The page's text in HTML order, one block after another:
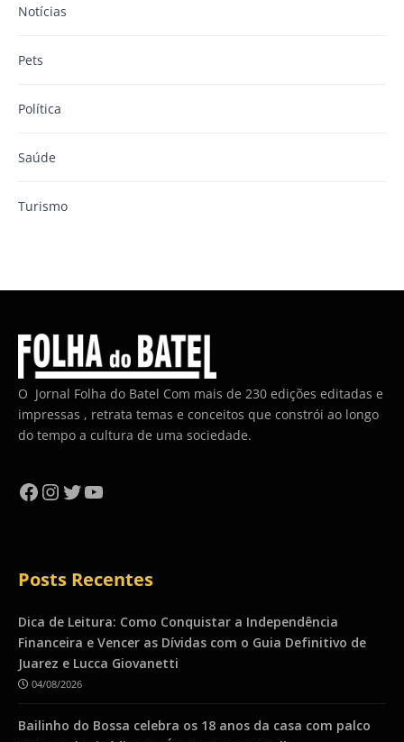
Notícias
Pets
Política
Saúde
Turismo
O Jornal Folha do Batel Com mais de 230 edições editadas e
impressas , retrata temas e conceitos que constrói ao longo
do tempo a cultura de uma sociedade.
Facebook
Instagram
Twitter
YouTube
Posts Recentes
Dica de Leitura: Como Conquistar a Independência
Financeira e Vencer as Dívidas com o Guia Definitivo de
Juarez e Lucca Giovanetti
04/08/2026
Bailinho do Bossa celebra os 18 anos da casa com palco